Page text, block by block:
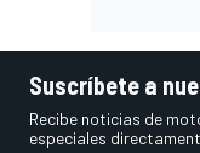
Suscríbete a
Recibe noticias de
especiales